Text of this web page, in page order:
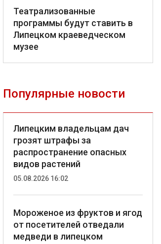
Театрализованные
программы будут ставить в
Липецком краеведческом
музее
Популярные новости
Липецким владельцам дач
грозят штрафы за
распространение опасных
видов растений
05.08.2026 16:02
Мороженое из фруктов и ягод
от посетителей отведали
медведи в липецком